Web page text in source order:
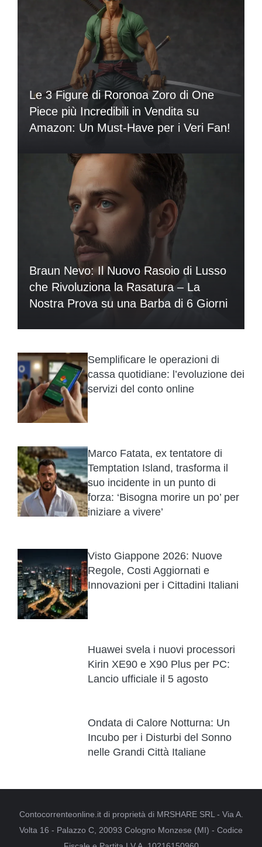
Le 3 Figure di Roronoa Zoro di One
Piece più Incredibili in Vendita su
Amazon: Un Must-Have per i Veri Fan!
Braun Nevo: Il Nuovo Rasoio di Lusso
che Rivoluziona la Rasatura – La
Nostra Prova su una Barba di 6 Giorni
Semplificare le operazioni di
cassa quotidiane: l’evoluzione dei
servizi del conto online
Marco Fatata, ex tentatore di
Temptation Island, trasforma il
suo incidente in un punto di
forza: ‘Bisogna morire un po’ per
iniziare a vivere’
Visto Giappone 2026: Nuove
Regole, Costi Aggiornati e
Innovazioni per i Cittadini Italiani
Huawei svela i nuovi processori
Kirin XE90 e X90 Plus per PC:
Lancio ufficiale il 5 agosto
Ondata di Calore Notturna: Un
Incubo per i Disturbi del Sonno
nelle Grandi Città Italiane
Contocorrenteonline.it di proprietà di MRSHARE SRL - Via A.
Volta 16 - Palazzo C, 20093 Cologno Monzese (MI) - Codice